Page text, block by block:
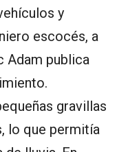
y
escocés, a
Adam publica
gravillas
lo que permitía